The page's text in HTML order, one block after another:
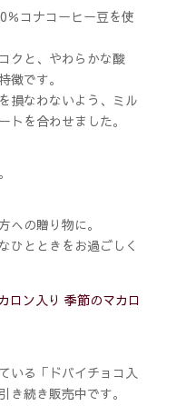
％コナコーヒー豆を使
クと、やわらかな酸
徴です。
損なわないよう、ミル
トを合わせました。
への贈り物に。
ひとときをお過ごしく
ロン入り 季節のマカロ
いる「ドバイチョコ入
き続き販売中です。